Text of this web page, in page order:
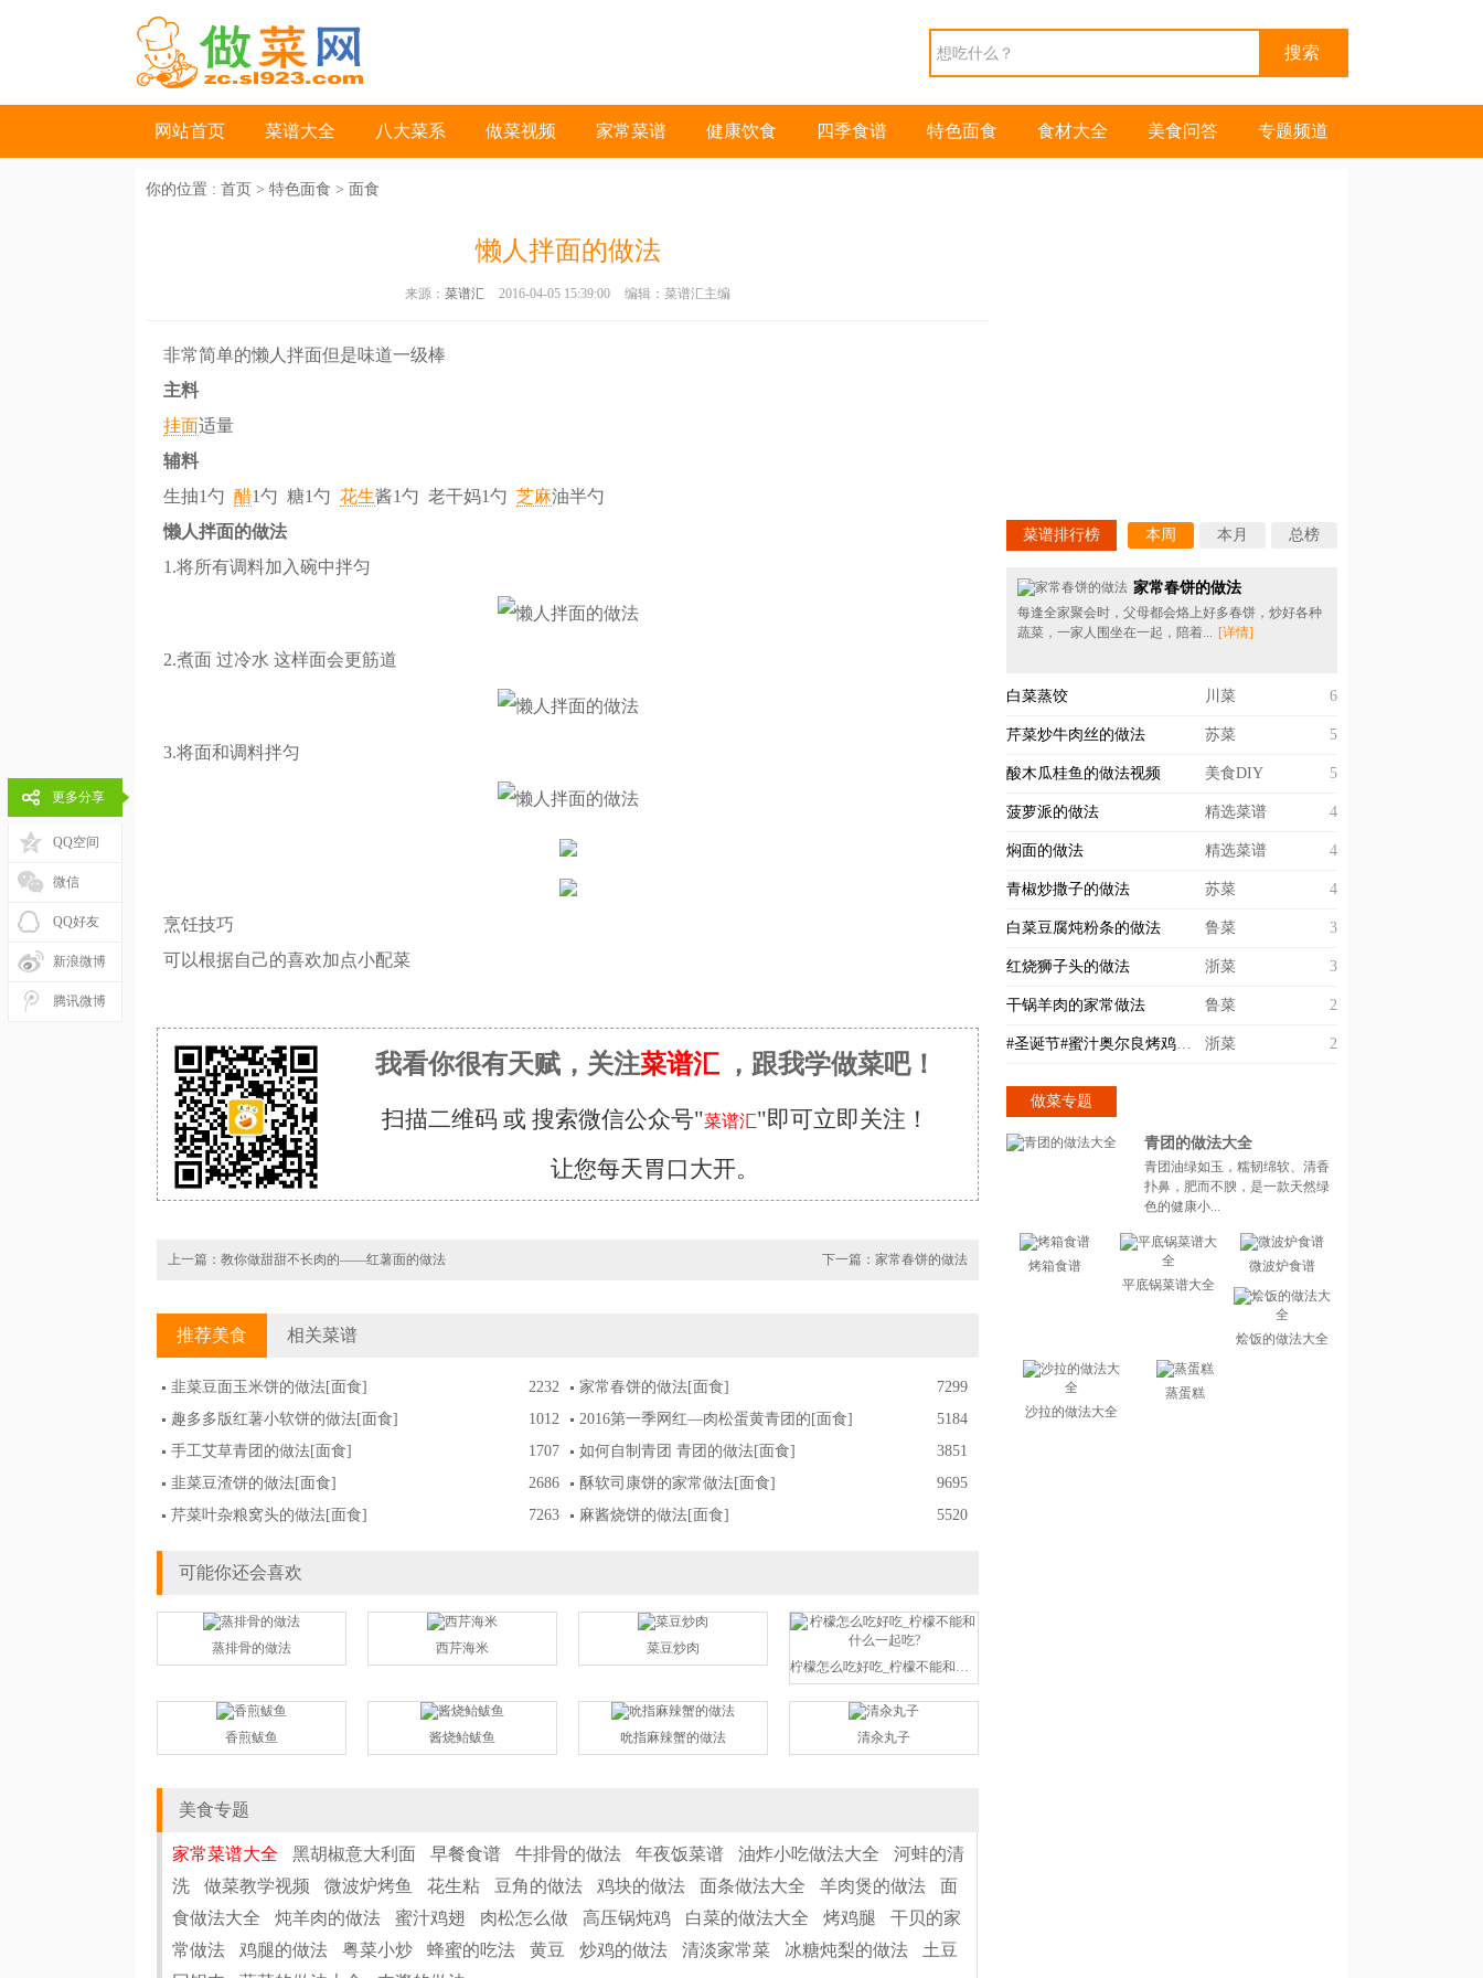
网站首页 菜谱大全 八大菜系 做菜视频 家常菜谱 健康饮食 四季食谱 特色面食 食材大全 美食问答 专题频道
你的位置 : 首页 > 特色面食 > 面食
懒人拌面的做法
来源： 菜谱汇 2016-04-05 15:39:00 编辑：菜谱汇主编
非常简单的懒人拌面但是味道一级棒
主料
挂面适量
辅料
生抽1勺 醋1勺 糖1勺 花生酱1勺 老干妈1勺 芝麻油半勺
懒人拌面的做法
1.将所有调料加入碗中拌匀
2.煮面 过冷水 这样面会更筋道
3.将面和调料拌匀
烹饪技巧
可以根据自己的喜欢加点小配菜
我看你很有天赋，关注菜谱汇 ，跟我学做菜吧！
扫描二维码 或 搜索微信公众号"菜谱汇"即可立即关注！
让您每天胃口大开。
上一篇： 教你做甜甜不长肉的——红薯面的做法 下一篇： 家常春饼的做法
推荐美食 相关菜谱
2232
韭菜豆面玉米饼的做法[面食] 7299
家常春饼的做法[面食]
1012
趣多多版红薯小软饼的做法[面食] 5184
2016第一季网红—肉松蛋黄青团的 [面食]
1707
手工艾草青团的做法[面食] 3851
如何自制青团 青团的做法[面食]
2686
韭菜豆渣饼的做法[面食] 9695
酥软司康饼的家常做法[面食]
7263
芹菜叶杂粮窝头的做法[面食] 5520
麻酱烧饼的做法[面食]
可能你还会喜欢
蒸排骨的做法 西芹海米
菜豆炒肉
柠檬怎么吃好吃_柠檬不能和什么
香煎鲅鱼 酱烧鲐鲅鱼 吮指麻辣蟹的做法 清汆丸子
美食专题
家常菜谱大全 黑胡椒意大利面 早餐食谱 牛排骨的做法 年夜饭菜谱 油炸小吃做法大全
河蚌的清
洗
做菜教学视频 微波炉烤鱼 花生粘 豆角的做法 鸡块的做法 面条做法大全 羊肉煲的做法
面
食做法大全
炖羊肉的做法 蜜汁鸡翅 肉松怎么做 高压锅炖鸡 白菜的做法大全 烤鸡腿
干贝的家
常做法
鸡腿的做法 粤菜小炒 蜂蜜的吃法 黄豆 炒鸡的做法 清淡家常菜 冰糖炖梨的做法
土豆
菜谱排行榜 本周 本月 总榜
家常春饼的做法
每逢全家聚会时，父母都会烙上好多春饼，炒好各种
蔬菜，一家人围坐在一起，陪着... [详情]
白菜蒸饺 川菜 6
芹菜炒牛肉丝的做法 苏菜 5
酸木瓜桂鱼的做法视频 美食DIY 5
菠萝派的做法 精选菜谱 4
焖面的做法 精选菜谱 4
青椒炒撒子的做法 苏菜 4
白菜豆腐炖粉条的做法 鲁菜 3
红烧狮子头的做法 浙菜 3
干锅羊肉的家常做法 鲁菜 2
#圣诞节#蜜汁奥尔良烤鸡翅的做法 浙菜 2
做菜专题
青团的做法大全
青团油绿如玉，糯韧绵软、清香
扑鼻，肥而不腴，是一款天然绿
色的健康小...
烤箱食谱
平底锅菜谱大全
微波炉食谱
烩饭的做法大全
沙拉的做法大全
蒸蛋糕
更多分享
QQ空间
微信
QQ好友
新浪微博
腾讯微博